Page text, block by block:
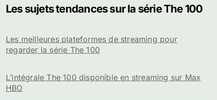
Les sujets tendances sur la série The 100
Les meilleures plateformes de streaming pour
regarder la série The 100
L’intégrale The 100 disponible en streaming sur Max
HBO